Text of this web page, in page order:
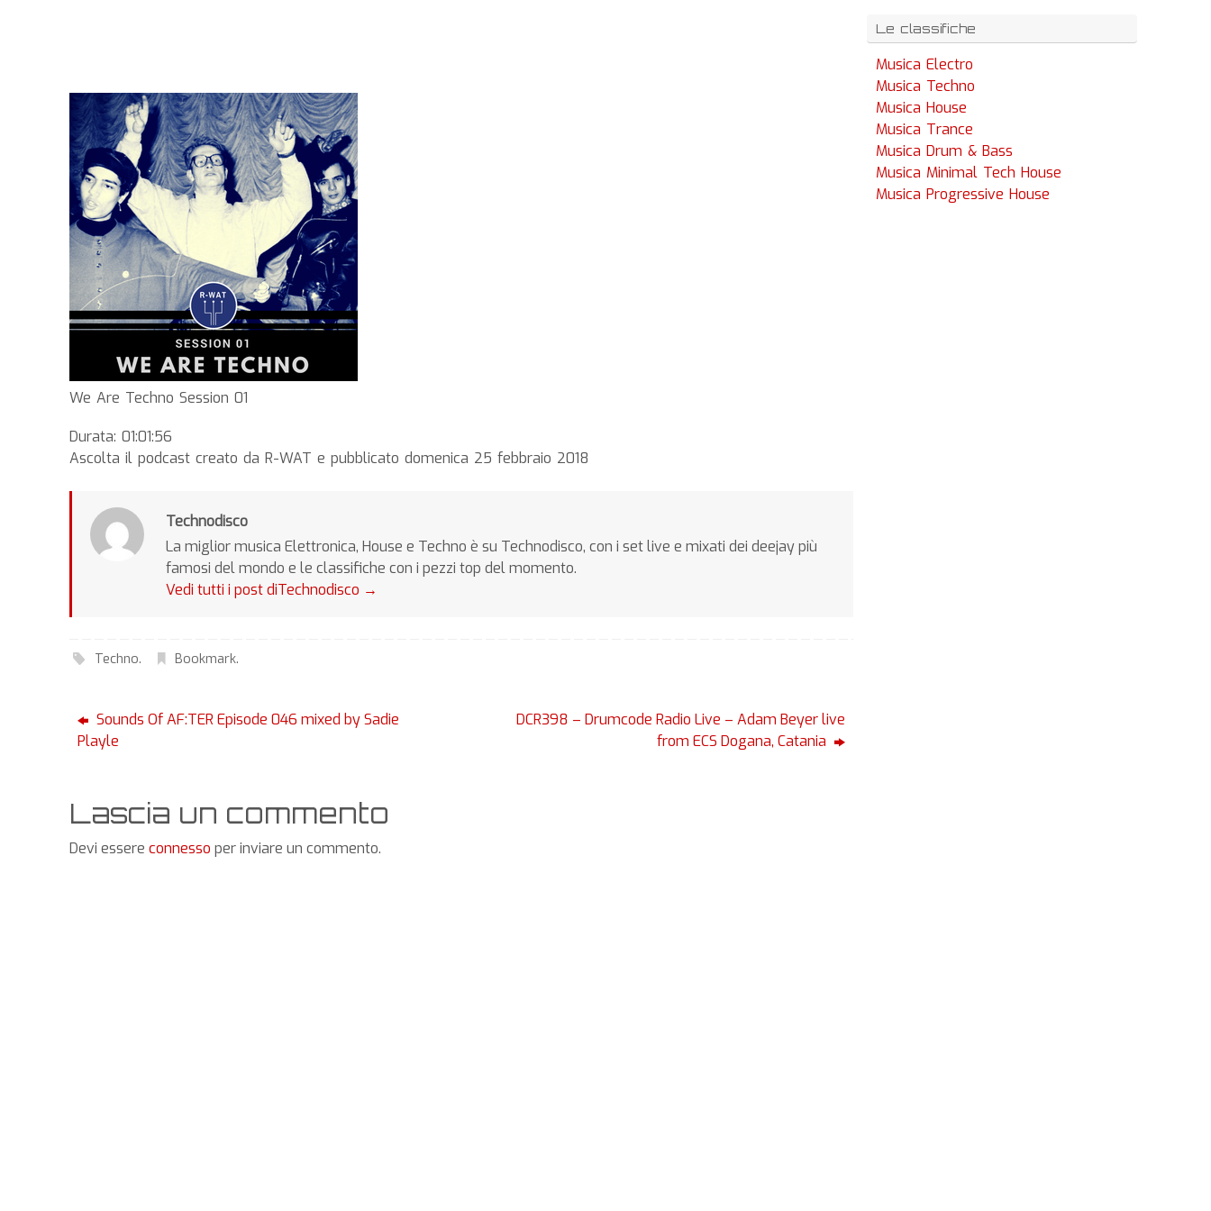
We Are Techno Session 01
Durata: 01:01:56
Ascolta il podcast creato da R-WAT e pubblicato domenica 25 febbraio 2018
Technodisco
La miglior musica Elettronica, House e Techno è su Technodisco, con i set live e mixati dei deejay più
famosi del mondo e le classifiche con i pezzi top del momento.
Vedi tutti i post diTechnodisco →
Techno. Bookmark.
Sounds Of AF:TER Episode 046 mixed by Sadie
Playle
DCR398 – Drumcode Radio Live – Adam Beyer live
from ECS Dogana, Catania
Lascia un commento
Devi essere connesso per inviare un commento.
Le classifiche
Musica Electro
Musica Techno
Musica House
Musica Trance
Musica Drum & Bass
Musica Minimal Tech House
Musica Progressive House